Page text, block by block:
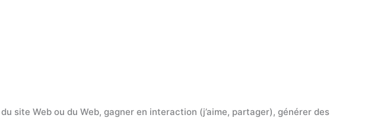
site Web ou du Web, gagner en interaction (j’aime, partager), générer des